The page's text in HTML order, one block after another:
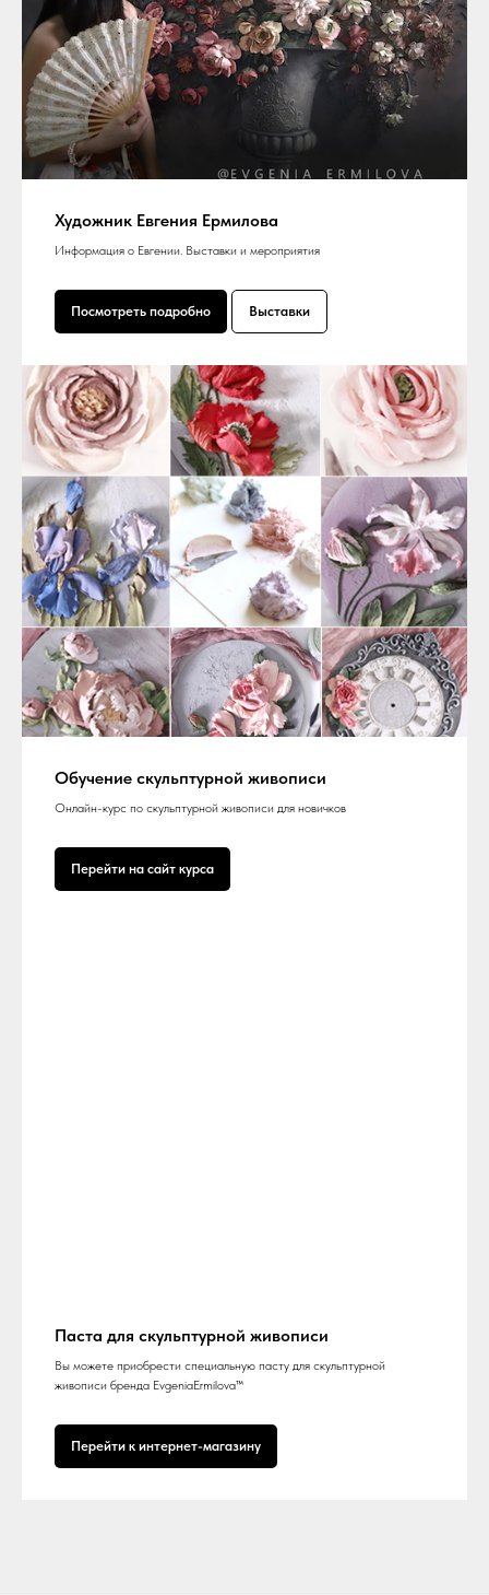
Художник Евгения Ермилова
Информация о Евгении. Выставки и мероприятия
Посмотреть подробно Выставки
Обучение скульптурной живописи
Онлайн-курс по скульптурной живописи для новичков
Перейти на сайт курса
Паста для скульптурной живописи
Вы можете приобрести специальную пасту для скульптурной
живописи бренда EvgeniaErmilova™
Перейти к интернет-магазину